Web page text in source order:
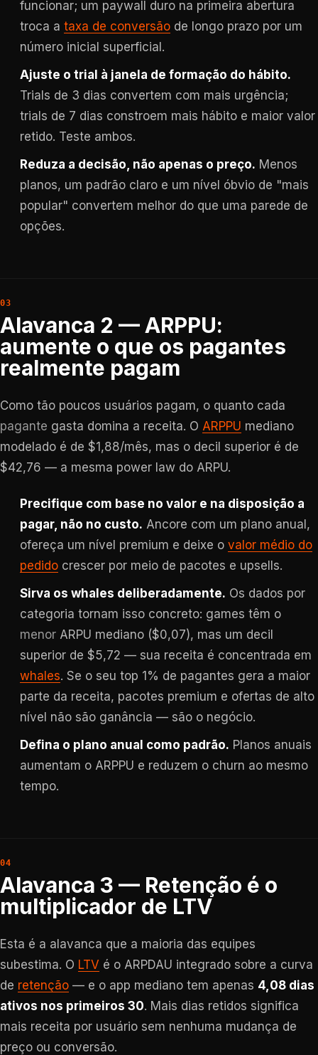
funcionar; um paywall duro na primeira abertura
troca a taxa de conversão de longo prazo por um
número inicial superficial.
Ajuste o trial à janela de formação do hábito.
Trials de 3 dias convertem com mais urgência;
trials de 7 dias constroem mais hábito e maior valor
retido. Teste ambos.
Reduza a decisão, não apenas o preço. Menos
planos, um padrão claro e um nível óbvio de "mais
popular" convertem melhor do que uma parede de
opções.
Alavanca 2 — ARPPU:
aumente o que os pagantes
realmente pagam
Como tão poucos usuários pagam, o quanto cada
pagante gasta domina a receita. O ARPPU mediano
modelado é de $1,88/mês, mas o decil superior é de
$42,76 — a mesma power law do ARPU.
Precifique com base no valor e na disposição a
pagar, não no custo. Ancore com um plano anual,
ofereça um nível premium e deixe o valor médio do
pedido crescer por meio de pacotes e upsells.
Sirva os whales deliberadamente. Os dados por
categoria tornam isso concreto: games têm o
menor ARPU mediano ($0,07), mas um decil
superior de $5,72 — sua receita é concentrada em
whales. Se o seu top 1% de pagantes gera a maior
parte da receita, pacotes premium e ofertas de alto
nível não são ganância — são o negócio.
Defina o plano anual como padrão. Planos anuais
aumentam o ARPPU e reduzem o churn ao mesmo
tempo.
Alavanca 3 — Retenção é o
multiplicador de LTV
Esta é a alavanca que a maioria das equipes
subestima. O LTV é o ARPDAU integrado sobre a curva
de retenção — e o app mediano tem apenas 4,08 dias
ativos nos primeiros 30. Mais dias retidos significa
mais receita por usuário sem nenhuma mudança de
preço ou conversão.